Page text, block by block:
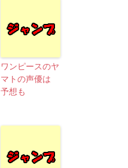
ワンピースのヤ
マトの声優は
予想も